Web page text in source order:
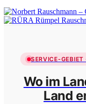
SERVICE-GEBIET
Wo im
Land